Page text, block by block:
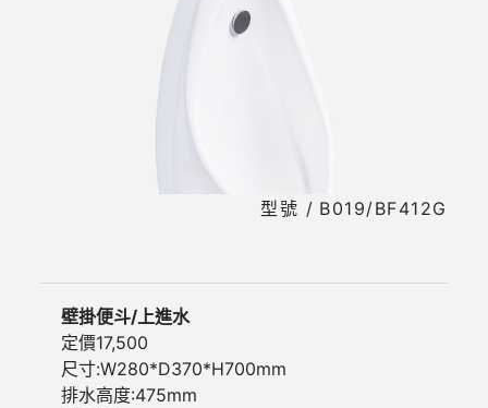
B019/BF412G
壁掛便斗/上進水
定價17,500
尺寸:W280*D370*H700mm
排水高度:475mm